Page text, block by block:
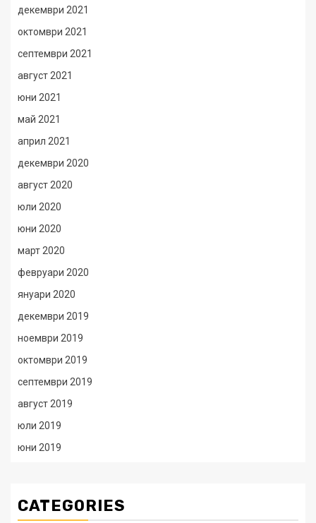
декември 2021
октомври 2021
септември 2021
август 2021
юни 2021
май 2021
април 2021
декември 2020
август 2020
юли 2020
юни 2020
март 2020
февруари 2020
януари 2020
декември 2019
ноември 2019
октомври 2019
септември 2019
август 2019
юли 2019
юни 2019
CATEGORIES